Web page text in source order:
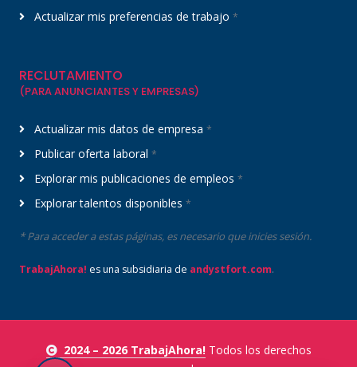
Actualizar mis preferencias de trabajo *
RECLUTAMIENTO
(PARA ANUNCIANTES Y EMPRESAS)
Actualizar mis datos de empresa *
Publicar oferta laboral *
Explorar mis publicaciones de empleos *
Explorar talentos disponibles *
* Para acceder a estas páginas, es necesario que inicies sesión.
TrabajAhora! es una subsidiaria de andystfort.com.
2024 – 2026 TrabajAhora!Todos los derechos